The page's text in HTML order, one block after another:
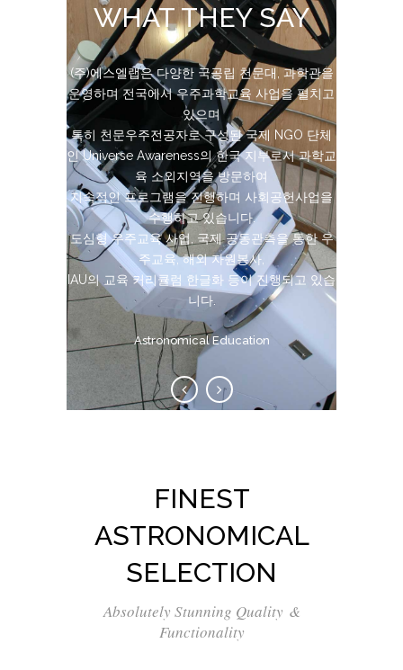
WHAT THEY SAY
(주)에스엘랩은 다양한 국공립 천문대, 과학관을
운영하며 전국에서 우주과학교육 사업을 펼치고
있으며
특히 천문우주전공자로 구성된 국제 NGO 단체
인 Universe Awareness의 한국 지부로서 과학교
육 소외지역을 방문하여
지속적인 프로그램을 진행하며 사회공헌사업을
수행하고 있습니다.
도심형 우주교육 사업, 국제 공동관측을 통한 우
주교육, 해외 자원봉사,
IAU의 교육 커리큘럼 한글화 등이 진행되고 있습
니다.
Astronomical Education
2000년 10월 설립된 (주)에스엘랩은 천체망원경
개발, 제작을 통해 국내 다양한 천문대에 망원경
을 공급해왔습니다.
현재 미터급 천체망원경 제작 · 공급 사업과 함께
관측기기 자동제어 및 분산 다중 망원경 분야를
집중 연구 중입니다.
지상관측용 망원경을 넘어 우주망원경에 이르기
까지 하드웨어와 소프트웨어가 균형을 이루는
완전한 한국형 망원경을 제작하고 이를 통해 학
술적 결과를 도출하고 있습니다.
Manufacturing Telescope
FINEST
ASTRONOMICAL
SELECTION
Absolutely Stunning Quality &
Functionality